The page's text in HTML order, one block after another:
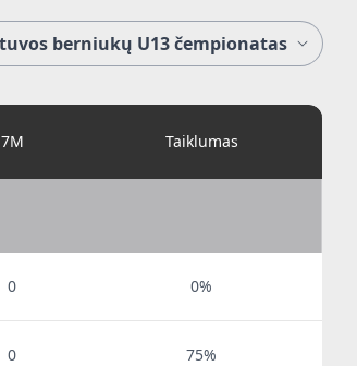
7M Taiklumas
0 0%
0 75%